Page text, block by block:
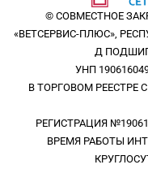
положении. C
распечатывают тюбик
к нему насадку. После
наружный слуховой
выдавливают все
основание уха, чтобы
Препарат применяют
1 тюбика в пораженное
Противопоказанием к
© СОВМЕСТНОЕ
«ВЕТСЕРВИС-ПЛЮС»,
Д
УНП
В ТОРГОВОМ РЕЕСТРЕ
РЕГИСТРАЦИЯ
ВРЕМЯ РАБОТЫ